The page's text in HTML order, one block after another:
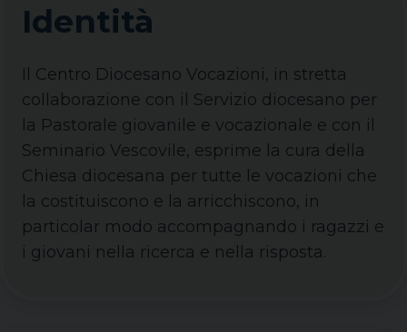
Identità
Il Centro Diocesano Vocazioni, in stretta
collaborazione con il Servizio diocesano per
la Pastorale giovanile e vocazionale e con il
Seminario Vescovile, esprime la cura della
Chiesa diocesana per tutte le vocazioni che
la costituiscono e la arricchiscono, in
particolar modo accompagnando i ragazzi e
i giovani nella ricerca e nella risposta.